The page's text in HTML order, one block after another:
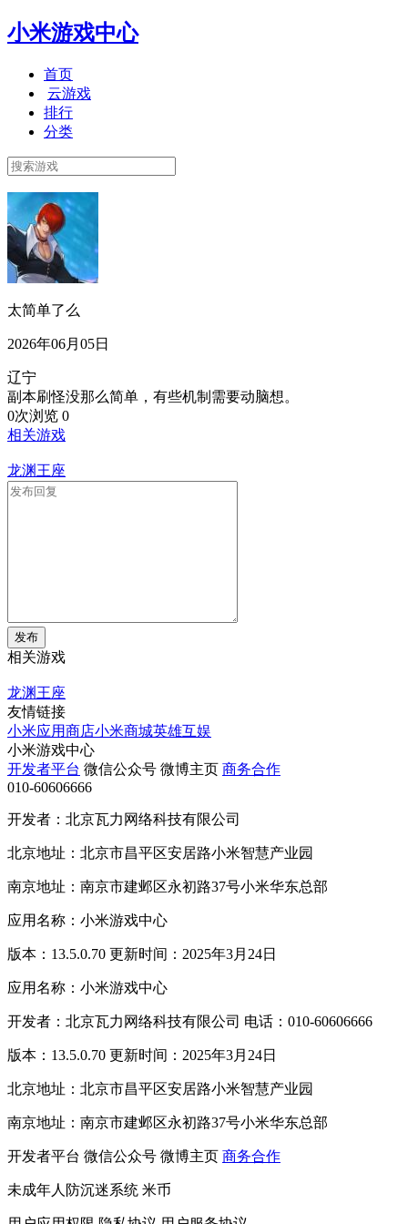
小米游戏中心
首页
云游戏
排行
分类
太简单了么
2026年06月05日
辽宁
副本刷怪没那么简单，有些机制需要动脑想。
0次浏览 0
相关游戏
龙渊王座
发布
相关游戏
龙渊王座
友情链接
小米应用商店小米商城英雄互娱
小米游戏中心
开发者平台 微信公众号 微博主页 商务合作
010-60606666
开发者：北京瓦力网络科技有限公司
北京地址：北京市昌平区安居路小米智慧产业园
南京地址：南京市建邺区永初路37号小米华东总部
应用名称：小米游戏中心
版本：13.5.0.70 更新时间：2025年3月24日
应用名称：小米游戏中心
开发者：北京瓦力网络科技有限公司 电话：010-60606666
版本：13.5.0.70 更新时间：2025年3月24日
北京地址：北京市昌平区安居路小米智慧产业园
南京地址：南京市建邺区永初路37号小米华东总部
开发者平台 微信公众号 微博主页 商务合作
未成年人防沉迷系统 米币